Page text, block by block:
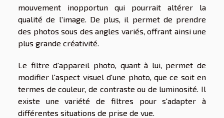
mouvement inopportun qui pourrait altérer la
qualité de l'image. De plus, il permet de prendre
des photos sous des angles variés, offrant ainsi une
plus grande créativité.
Le filtre d'appareil photo, quant à lui, permet de
modifier l'aspect visuel d'une photo, que ce soit en
termes de couleur, de contraste ou de luminosité. Il
existe une variété de filtres pour s'adapter à
différentes situations de prise de vue.